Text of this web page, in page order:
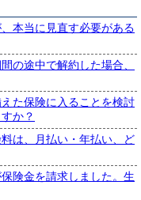
本当に見直す必要がある
の途中で解約した場合、
た保険に入ることを検討
か？
は、月払い・年払い、ど
険金を請求しました。生